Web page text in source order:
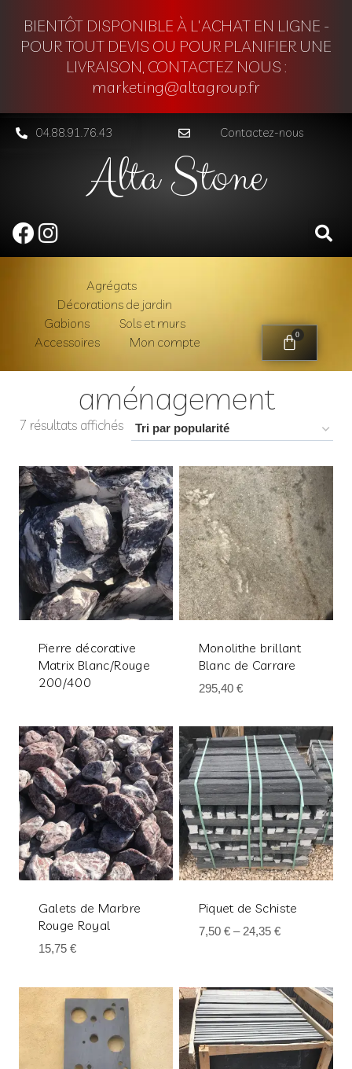
BIENTÔT DISPONIBLE À L'ACHAT EN LIGNE -
POUR TOUT DEVIS OU POUR PLANIFIER UNE
LIVRAISON, CONTACTEZ NOUS :
marketing@altagroup.fr
04.88.91.76.43 Contactez-nous
Alta Stone
Agrégats
Décorations de jardin
Gabions
Sols et murs
Accessoires
Mon compte 0
aménagement
7 résultats affichés
Pierre décorative
Matrix Blanc/Rouge
200/400
Monolithe brillant
Blanc de Carrare
295,40 €
Galets de Marbre
Rouge Royal
15,75 €
Piquet de Schiste
7,50 €–24,35 €